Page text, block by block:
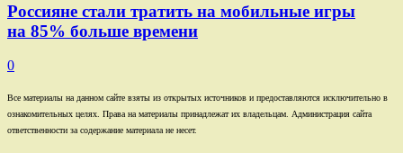
Россияне стали тратить на мобильные игры
на 85% больше времени
0
Все материалы на данном сайте взяты из открытых источников и предоставляются исключительно в
ознакомительных целях. Права на материалы принадлежат их владельцам. Администрация сайта
ответственности за содержание материала не несет.